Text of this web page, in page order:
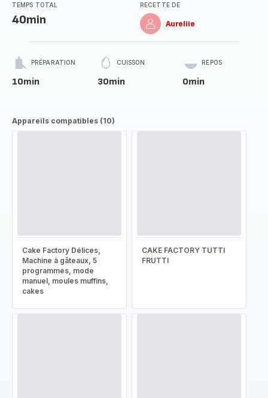
TEMPS TOTAL
40min
RECETTE DE
Aureliie
PRÉPARATION
10min
CUISSON
30min
REPOS
0min
Appareils compatibles (10)
Cake Factory Délices,
Machine à gâteaux, 5
programmes, mode
manuel, moules muffins,
cakes
CAKE FACTORY TUTTI
FRUTTI